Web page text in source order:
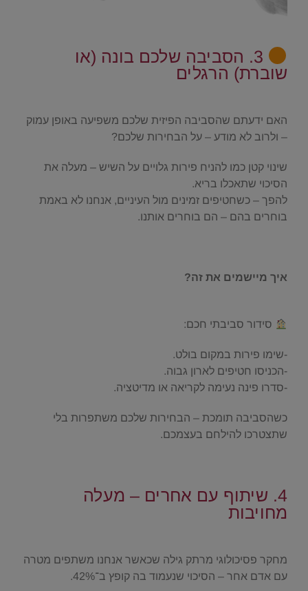
3. הסביבה שלכם בונה (או
שוברת) הרגלים
האם ידעתם שהסביבה הפיזית שלכם משפיעה באופן עמוק
– ולרוב לא מודע – על הבחירות שלכם?
שינוי קטן כמו להניח פירות גלויים על השיש – מעלה את
הסיכוי שתאכלו בריא.
להפך – כשחטיפים זמינים מול העיניים, אנחנו לא באמת
בוחרים בהם – הם בוחרים אותנו.
איך מיישמים את זה?
סידור סביבתי חכם:
-שימו פירות במקום בולט.
-הכניסו חטיפים לארון גבוה.
-סדרו פינה נעימה לקריאה או מדיטציה.
כשהסביבה תומכת – הבחירות שלכם משתפרות בלי
שתצטרכו להילחם בעצמכם.
4. שיתוף עם אחרים – מעלה
מחויבות
מחקר פסיכולוגי מרתק גילה שכאשר אנחנו משתפים מטרה
עם אדם אחר – הסיכוי שנעמוד בה קופץ ב־42%.